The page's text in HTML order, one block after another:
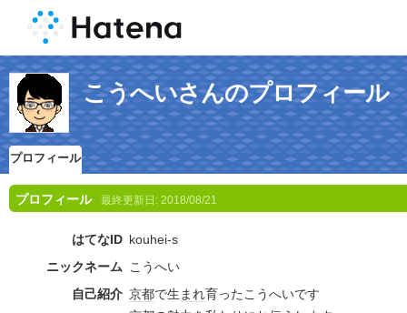
こうへいさんのプロフィール
プロフィール
プロフィール 最終更新日: 2018/08/21
はてなID kouhei-s
ニックネーム こうへい
自己紹介 京都で生まれ育ったこうへいです